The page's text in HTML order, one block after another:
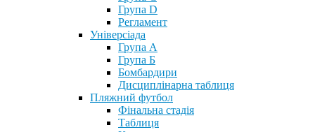
Група D
Регламент
Універсіада
Група А
Група Б
Бомбардири
Дисциплінарна таблиця
Пляжний футбол
Фінальна стадія
Таблиця